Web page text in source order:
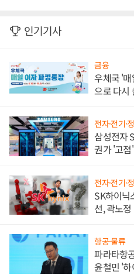
인기기사
금융
우체국 '
으로 다시
전자·전기·
삼성전자
권가 '고점
전자·전기·
SK하이닉
선, 곽노
항공·물류
파라타항
윤철민 '